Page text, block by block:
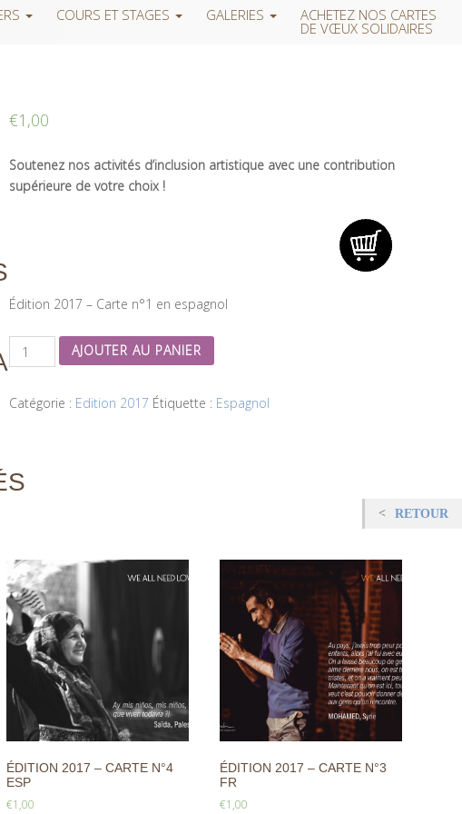
€1,00
Soutenez nos activités d’inclusion artistique avec une contribution
supérieure de votre choix !
Édition 2017 – Carte n°1 en espagnol
AJOUTER AU PANIER
Catégorie : Edition 2017 Étiquette : Espagnol
ÉDITION 2017 – CARTE N°4
ESP
€1,00
ÉDITION 2017 – CARTE N°3
FR
€1,00
RETOUR
COURS ET STAGES GALERIES ACHETEZ NOS CARTES
DE VŒUX SOLIDAIRES